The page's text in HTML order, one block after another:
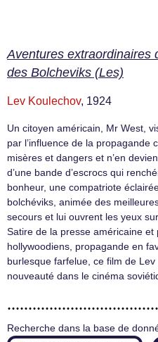
Aventures extraordinaires
des Bolcheviks (Les)
Lev Koulechov, 1924
Un citoyen américain, Mr West,
par l’influence de la propagande
misères et dangers et n’en
d’une bande d’escrocs qui
bonheur, une compatriote
bolchéviks, animée des
secours et lui ouvrent les yeux
Satire de la presse américaine et
hollywoodiens, propagande en
burlesque farfelue, ce film de
nouveauté dans le cinéma
Recherche dans la base de